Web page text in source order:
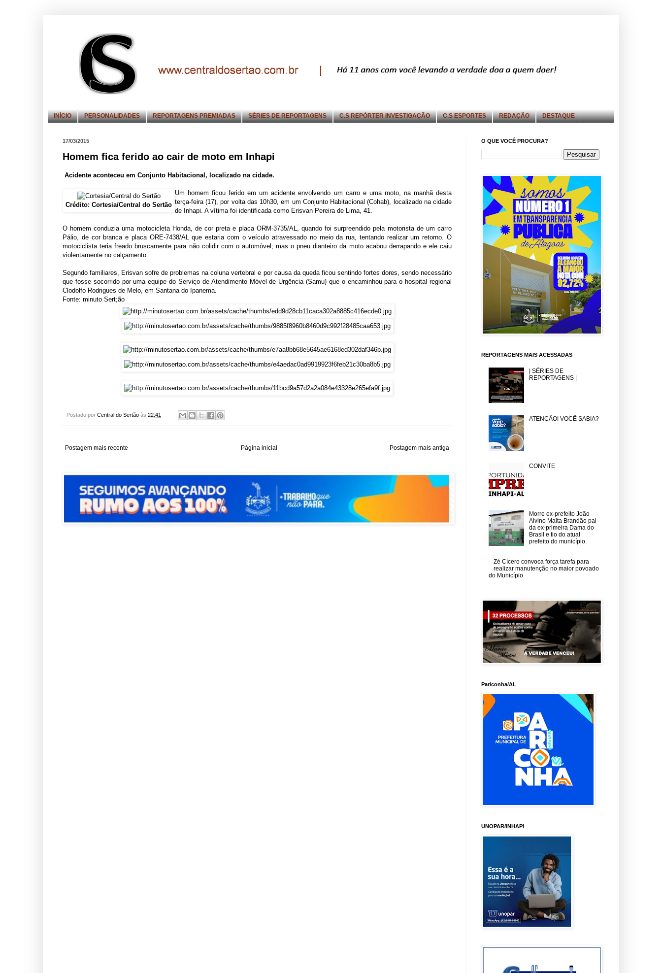
INÍCIO PERSONALIDADES REPORTAGENS PREMIADAS SÉRIES DE REPORTAGENS C.S REPÓRTER INVESTIGAÇÃO C.S ESPORTES REDAÇÃO DESTAQUE
17/03/2015
Homem fica ferido ao cair de moto em Inhapi
Acidente aconteceu em Conjunto Habitacional, localizado na cidade.
Crédito: Cortesia/Central do Sertão
Um homem ficou ferido em um acidente envolvendo um carro e uma moto, na manhã desta
terça-feira (17), por volta das 10h30, em um Conjunto Habitacional (Cohab), localizado na cidade
de Inhapi. A vítima foi identificada como Erisvan Pereira de Lima, 41.
O homem conduzia uma motocicleta Honda, de cor preta e placa ORM-3735/AL, quando foi surpreendido pela motorista de um carro
Pálio, de cor branca e placa ORE-7438/AL que estaria com o veículo atravessado no meio da rua, tentando realizar um retorno. O
motociclista teria freado bruscamente para não colidir com o automóvel, mas o pneu dianteiro da moto acabou derrapando e ele caiu
violentamente no calçamento.
Segundo familiares, Erisvan sofre de problemas na coluna vertebral e por causa da queda ficou sentindo fortes dores, sendo necessário
que fosse socorrido por uma equipe do Serviço de Atendimento Móvel de Urgência (Samu) que o encaminhou para o hospital regional
Clodolfo Rodrigues de Melo, em Santana do Ipanema.
Fonte: minuto Sert;ão
Postado por Central do Sertão às 22:41
Postagem mais recente Postagem mais antiga
Página inicial
O QUE VOCÊ PROCURA?
REPORTAGENS MAIS ACESSADAS
| SÉRIES DE
REPORTAGENS |
ATENÇÃO! VOCÊ SABIA?
CONVITE
Morre ex-prefeito João
Alvino Malta Brandão pai
da ex-primeira Dama do
Brasil e tio do atual
prefeito do município.
Zé Cícero convoca força tarefa para
realizar manutenção no maior povoado
do Município
Pariconha/AL
UNOPAR/INHAPI